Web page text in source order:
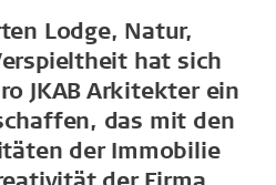
Lodge, Natur,
hat sich
JKAB Arkitekter ein
das mit den
der Immobilie